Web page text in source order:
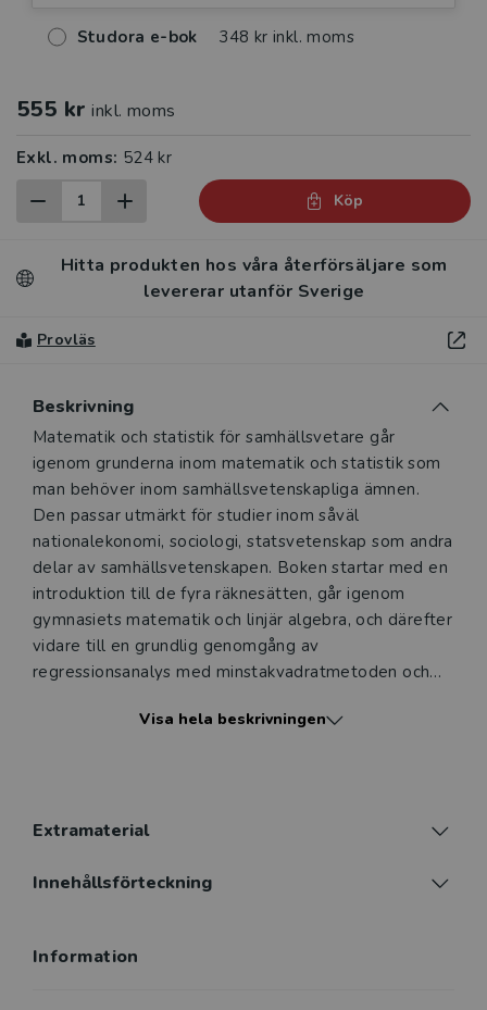
Studora e-bok 348 kr inkl. moms
555 kr inkl. moms
Exkl. moms: 524 kr
Köp
Hitta produkten hos våra återförsäljare som
levererar utanför Sverige
Provläs
Beskrivning
Beskrivning
Matematik och statistik för samhällsvetare går
igenom grunderna inom matematik och statistik som
man behöver inom samhällsvetenskapliga ämnen.
Den passar utmärkt för studier inom såväl
nationalekonomi, sociologi, statsvetenskap som andra
delar av samhällsvetenskapen. Boken startar med en
introduktion till de fyra räknesätten, går igenom
gymnasiets matematik och linjär algebra, och därefter
vidare till en grundlig genomgång av
regressionsanalys med minstakvadratmetoden och
introduceras hur vi kan använda robusta standardfel
de senaste decenniernas metodologiska utveckling
statsvetenskap. I flera exempel introduceras
Visa hela beskrivningen
Extramaterial
Innehållsförteckning
Information